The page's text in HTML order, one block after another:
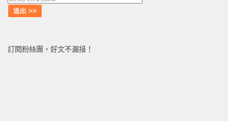
訂閱粉絲團，好文不漏接！